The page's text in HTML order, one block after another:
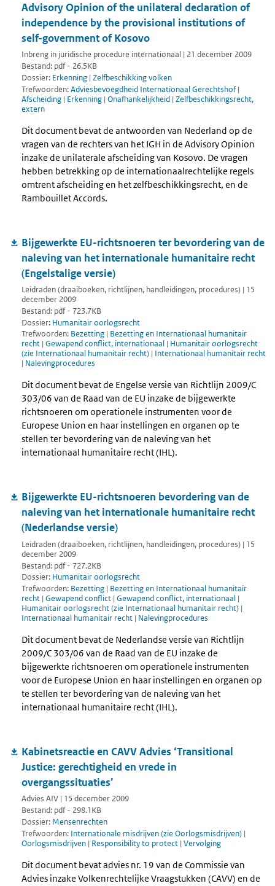
Advisory Opinion of the unilateral declaration of
independence by the provisional institutions of
self-government of Kosovo
Inbreng in juridische procedure internationaal | 21 december 2009
Bestand: pdf - 26.5KB
Dossier: Erkenning | Zelfbeschikking volken
Trefwoorden:Adviesbevoegdheid Internationaal Gerechtshof|
Afscheiding | Erkenning | Onafhankelijkheid | Zelfbeschikkingsrecht,
extern
Dit document bevat de antwoorden van Nederland op de
vragen van de rechters van het IGH in de Advisory Opinion
inzake de unilaterale afscheiding van Kosovo. De vragen
hebben betrekking op de internationaalrechtelijke regels
omtrent afscheiding en het zelfbeschikkingsrecht, en de
Rambouillet Accords.
Bijgewerkte EU-richtsnoeren ter bevordering van de
naleving van het internationale humanitaire recht
(Engelstalige versie)
Leidraden (draaiboeken, richtlijnen, handleidingen, procedures) | 15
december 2009
Bestand: pdf - 723.7KB
Dossier: Humanitair oorlogsrecht
Trefwoorden: Bezetting | Bezetting en Internationaal humanitair
recht | Gewapend conflict, internationaal | Humanitair oorlogsrecht
(zie Internationaal humanitair recht) | Internationaal humanitair recht
| Nalevingprocedures
Dit document bevat de Engelse versie van Richtlijn 2009/C
303/06 van de Raad van de EU inzake de bijgewerkte
richtsnoeren om operationele instrumenten voor de
Europese Union en haar instellingen en organen op te
stellen ter bevordering van de naleving van het
internationaal humanitaire recht (IHL).
Bijgewerkte EU-richtsnoeren bevordering van de
naleving van het internationale humanitaire recht
(Nederlandse versie)
Leidraden (draaiboeken, richtlijnen, handleidingen, procedures) | 15
december 2009
Bestand: pdf - 727.2KB
Dossier: Humanitair oorlogsrecht
Trefwoorden: Bezetting | Bezetting en Internationaal humanitair
recht | Gewapend conflict | Gewapend conflict, internationaal |
Humanitair oorlogsrecht (zie Internationaal humanitair recht) |
Internationaal humanitair recht | Nalevingprocedures
Dit document bevat de Nederlandse versie van Richtlijn
2009/C 303/06 van de Raad van de EU inzake de
bijgewerkte richtsnoeren om operationele instrumenten
voor de Europese Union en haar instellingen en organen op
te stellen ter bevordering van de naleving van het
internationaal humanitaire recht (IHL).
Kabinetsreactie en CAVV Advies ‘Transitional
Justice: gerechtigheid en vrede in
overgangssituaties’
Advies AIV | 15 december 2009
Bestand: pdf - 298.1KB
Dossier: Mensenrechten
Trefwoorden: Internationale misdrijven (zie Oorlogsmisdrijven) |
Oorlogsmisdrijven | Responsibility to protect | Vervolging
Dit document bevat advies nr. 19 van de Commissie van
Advies inzake Volkenrechtelijke Vraagstukken (CAVV) en de